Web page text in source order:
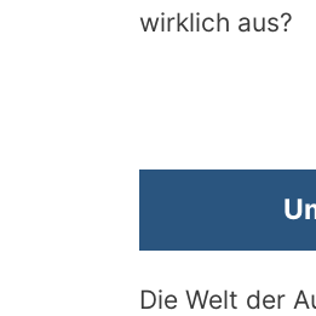
wirklich aus?
Die Welt der